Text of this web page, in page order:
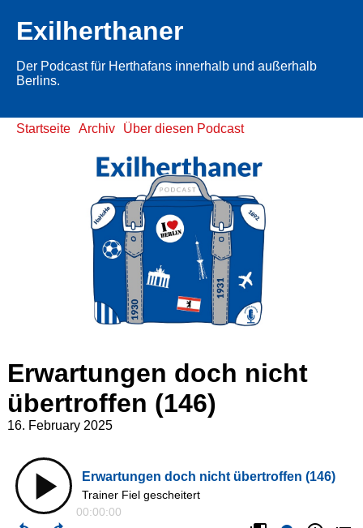
Exilherthaner
Der Podcast für Herthafans innerhalb und außerhalb
Berlins.
Startseite Archiv Über diesen Podcast
Erwartungen doch nicht
übertroffen (146)
16. February 2025
Erwartungen doch nicht übertroffen (146)
Trainer Fiel gescheitert
00:00:00